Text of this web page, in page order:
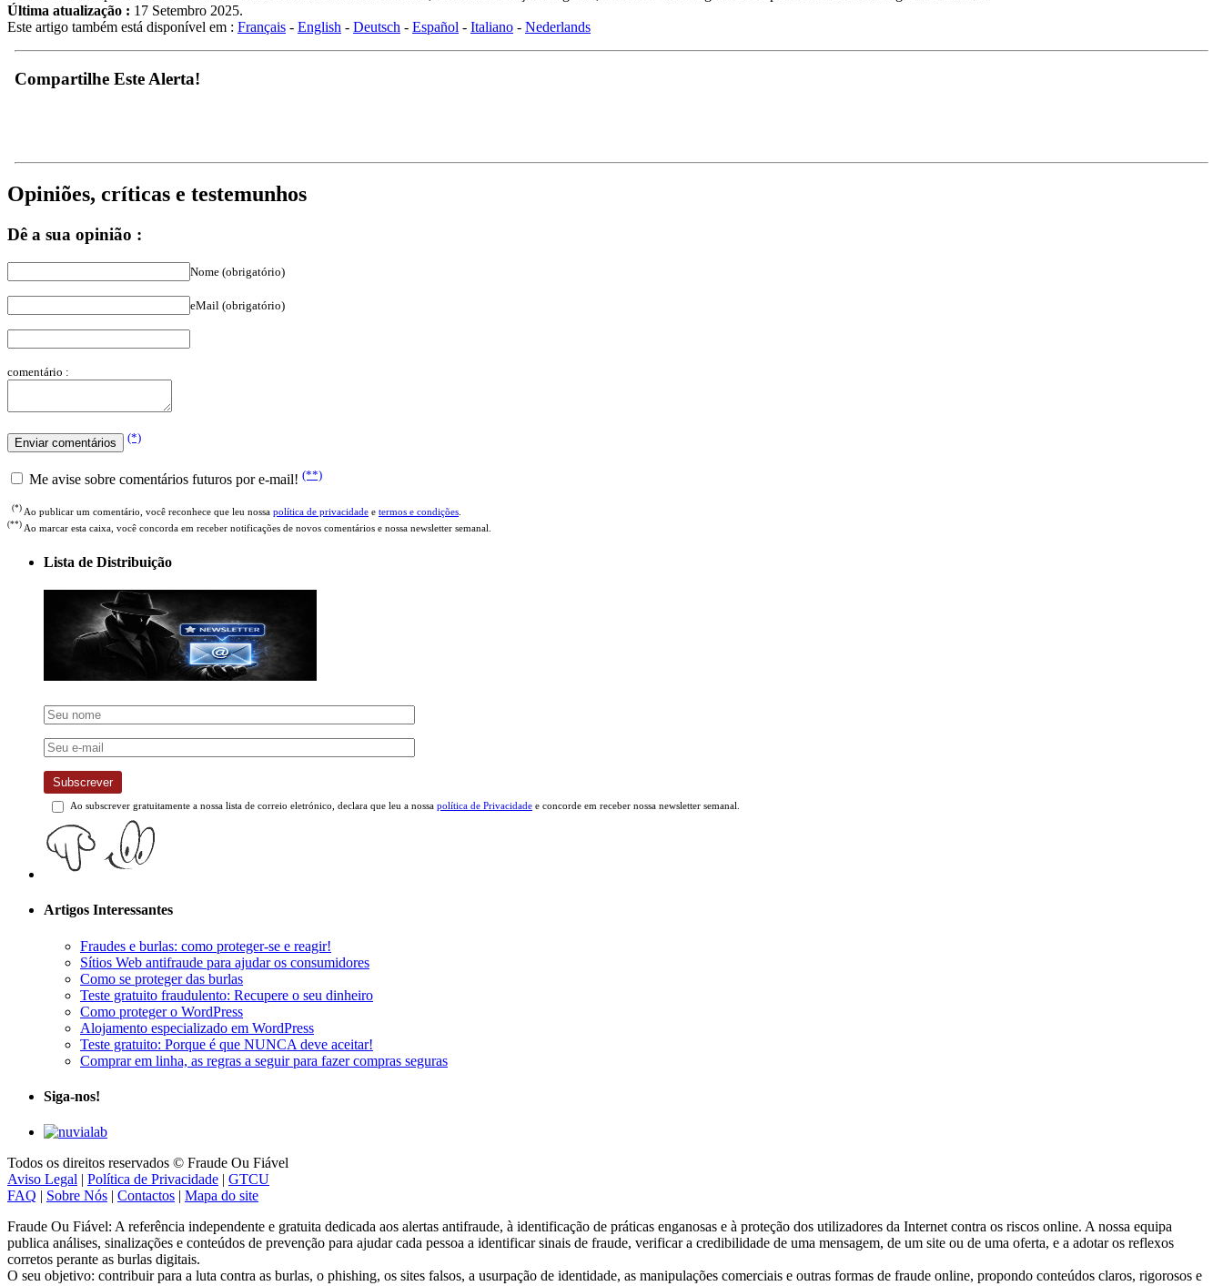
Última atualização : 17 Setembro 2025.
Este artigo também está disponível em : Français - English - Deutsch - Español - Italiano - Nederlands
Compartilhe Este Alerta!
Opiniões, críticas e testemunhos
Dê a sua opinião :
Nome (obrigatório)
eMail (obrigatório)
comentário :
(*)
Me avise sobre comentários futuros por e-mail! (**)
(*) Ao publicar um comentário, você reconhece que leu nossa política de privacidade e termos e condições
(**) Ao marcar esta caixa, você concorda em receber notificações de novos comentários e nossa newsletter semanal.
Lista de Distribuição
Subscrever
Ao subscrever gratuitamente a nossa lista de correio eletrónico, declara que leu a nossa política de Privacidade e concorde em receber nossa newsletter semanal.
Artigos Interessantes
Fraudes e burlas: como proteger-se e reagir!
Sítios Web antifraude para ajudar os consumidores
Como se proteger das burlas
Teste gratuito fraudulento: Recupere o seu dinheiro
Como proteger o WordPress
Alojamento especializado em WordPress
Teste gratuito: Porque é que NUNCA deve aceitar!
Comprar em linha, as regras a seguir para fazer compras seguras
Siga-nos!
Todos os direitos reservados © Fraude Ou Fiável
Aviso Legal | Política de Privacidade | GTCU
FAQ | Sobre Nós | Contactos | Mapa do site
Fraude Ou Fiável: A referência independente e gratuita dedicada aos alertas antifraude, à identificação de práticas enganosas e à proteção dos utilizadores da Internet contra os riscos online. A nossa equipa
publica análises, sinalizações e conteúdos de prevenção para ajudar cada pessoa a identificar sinais de fraude, verificar a credibilidade de uma mensagem, de um site ou de uma oferta, e a adotar os reflexos
corretos perante as burlas digitais.
O seu objetivo: contribuir para a luta contra as burlas, o phishing, os sites falsos, a usurpação de identidade, as manipulações comerciais e outras formas de fraude online, propondo conteúdos claros, rigorosos e